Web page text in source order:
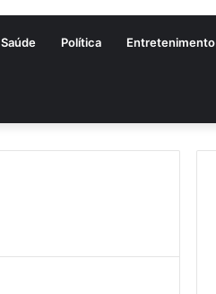
Saúde Política Entretenimento